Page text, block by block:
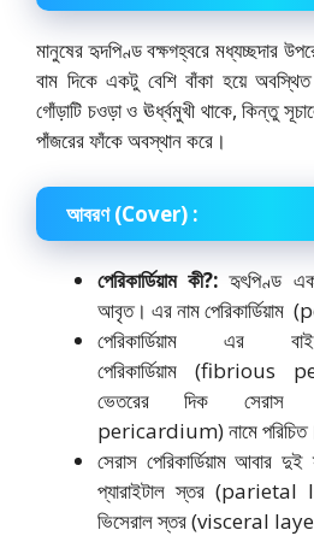
মানুষের হৃদপিণ্ড বক্ষগহ্বরে মধ্যচ্ছদার
বাম দিকে একটু বেশি বাঁকা হয়ে
গোঁড়াটি চওড়া ও ঊর্ধ্বমুখী থাকে, কিন্তু
পাঁজরের ফাঁকে অবস্থান করে।
আবরণ(Cover) :
পেরিকার্ডিয়াম কী?:হৃৎপিণ্ড
আবৃত। এর নাম
পেরিকার্ডিয়াম এর
পেরিকার্ডিয়াম
ভেতরের দিক সেরাস
pericardium) নামে
সেরাস পেরিকার্ডিয়াম আবার
প্যারাইটাল স্তর (parietal
ভিসেরাল স্তর (visceral